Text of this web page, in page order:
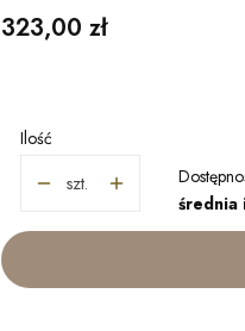
Cena
323,00 zł
Ilość
szt.
średnia